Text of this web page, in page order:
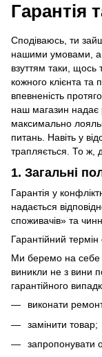
Гарантія
Сподіваюсь, ти
нашими умовами, а
взуттям таки,
кожного клієнта
впевненість
наш магазин надає
максимально
питань. Навіть у
трапляється. То ж,
1. Загальні
Гарантія у
надається
споживачів» та
Гарантійний термін
Ми беремо на себе
виникли не з вини
гарантійного
виконати
замінити товар;
запропонувати